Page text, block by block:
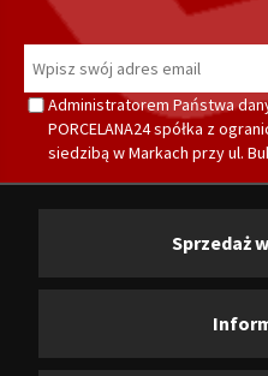
Administratorem Państwa
PORCELANA24 spółka z
siedzibą w Markach przy ul.
Sprzedaż